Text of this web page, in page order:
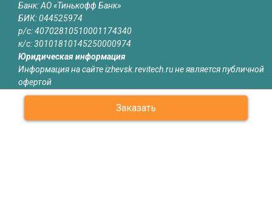
Заказать
Банк: АО «Тинькофф Банк»
БИК: 044525974
р/с: 40702810510001174340
к/с: 30101810145250000974
Юридическая информация
Информация на сайте izhevsk.revitech.ru не является публичной
офертой